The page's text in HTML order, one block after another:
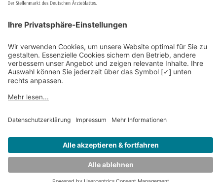
Kontakt
Datenschutz
Newsletter
Entwickelt durchJOBIQO